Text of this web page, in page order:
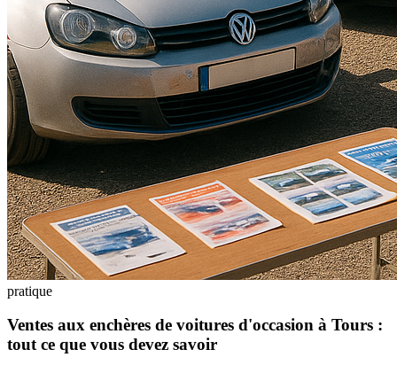
pratique
Ventes aux enchères de voitures d'occasion à Tours :
tout ce que vous devez savoir